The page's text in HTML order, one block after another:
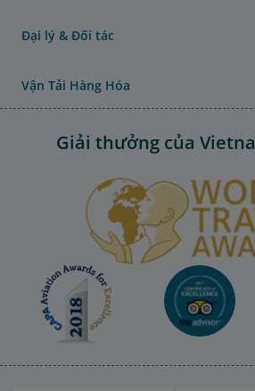
Đại lý & Đối tác
Vận Tải Hàng Hóa
Giải thưởng của